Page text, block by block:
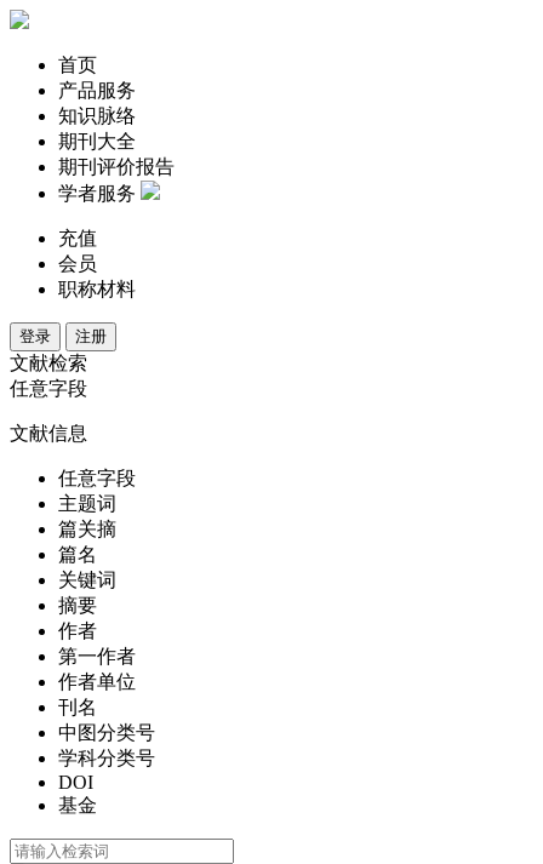
首页
产品服务
知识脉络
期刊大全
期刊评价报告
学者服务
充值
会员
职称材料
登录 注册
文献检索
任意字段
文献信息
任意字段
主题词
篇关摘
篇名
关键词
摘要
作者
第一作者
作者单位
刊名
中图分类号
学科分类号
DOI
基金